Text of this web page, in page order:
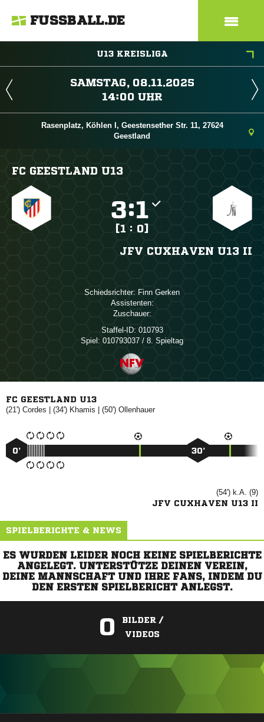
FUSSBALL.DE
U13 KREISLIGA
 
 
Rasenplatz, Köhlen I, Geestensether Str. 11, 27624
Geestland
FC GEESTLAND U13
:
[1 : 0]
JFV CUXHAVEN U13 II
Schiedsrichter:  
Assistenten:
Zuschauer:
Staffel-ID: 010793
Spiel: 010793037 / 8. Spieltag
FC GEESTLAND U13
(21')  | (34')  | (50') 
0’ 30’
(54') k.A. (9)
JFV CUXHAVEN U13 II
SPIELBERICHTE & NEWS
ES WURDEN LEIDER NOCH KEINE SPIELBERICHTE
ANGELEGT. UNTERSTÜTZE DEINEN VEREIN,
DEINE MANNSCHAFT UND IHRE FANS, INDEM DU
DEN ERSTEN SPIELBERICHT ANLEGST.
0
BILDER /
VIDEOS